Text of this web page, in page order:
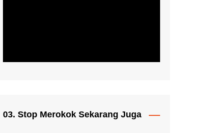
03. Stop Merokok Sekarang Juga